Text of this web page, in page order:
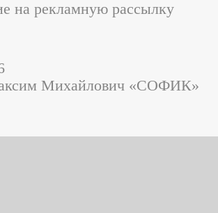
Михайлович «СОФИК»
на рекламную рассылку